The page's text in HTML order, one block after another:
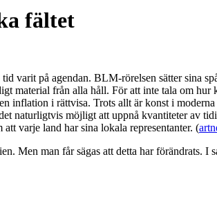
fältet
varit på agendan. BLM-rörelsen sätter sina
material från alla håll. För att inte tala om
inflation i rättvisa. Trots allt är konst i
naturligtvis möjligt att uppnå kvantiteter av
varje land har sina lokala representanter. (
Men man får sägas att detta har förändrats.